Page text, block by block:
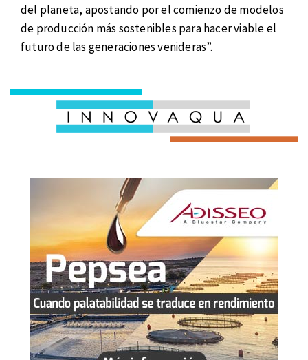
del planeta, apostando por el comienzo de modelos
de producción más sostenibles para hacer viable el
futuro de las generaciones venideras”.